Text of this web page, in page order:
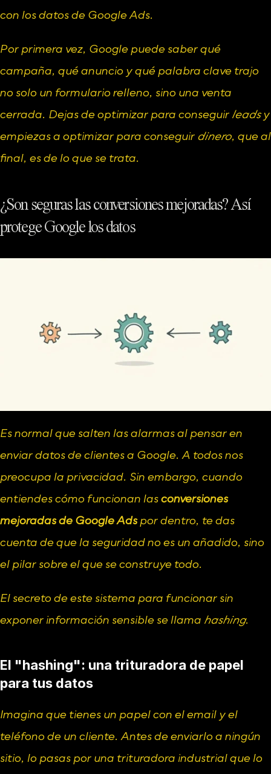
con los datos de Google Ads.
Por primera vez, Google puede saber qué
campaña, qué anuncio y qué palabra clave trajo
no solo un formulario relleno, sino una venta
cerrada. Dejas de optimizar para conseguir leads y
empiezas a optimizar para conseguir dinero, que al
final, es de lo que se trata.
¿Son seguras las conversiones mejoradas? Así
protege Google los datos
Es normal que salten las alarmas al pensar en
enviar datos de clientes a Google. A todos nos
preocupa la privacidad. Sin embargo, cuando
entiendes cómo funcionan las conversiones
mejoradas de Google Ads por dentro, te das
cuenta de que la seguridad no es un añadido, sino
el pilar sobre el que se construye todo.
El secreto de este sistema para funcionar sin
exponer información sensible se llama hashing.
El "hashing": una trituradora de papel
para tus datos
Imagina que tienes un papel con el email y el
teléfono de un cliente. Antes de enviarlo a ningún
sitio, lo pasas por una trituradora industrial que lo